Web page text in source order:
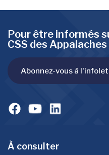
Pour être informés
CSS des Appalaches
Abonnez-vous à
À consulter